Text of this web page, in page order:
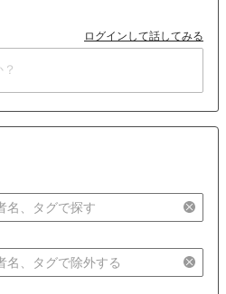
ログインして話してみる